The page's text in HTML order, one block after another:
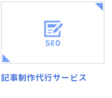
記事制作代行サービス